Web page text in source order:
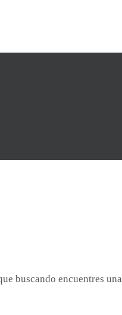
buscando encuentres una